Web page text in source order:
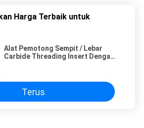
Harga Terbaik untuk
Alat Pemotong Sempit / Lebar
Carbide Threading Insert Dengan
Terus